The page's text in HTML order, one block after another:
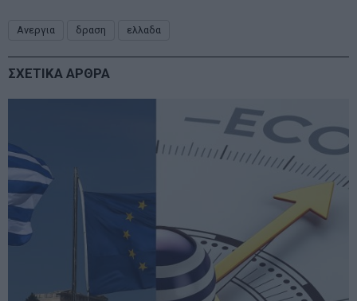
Ανεργια δραση ελλαδα
ΣΧΕΤΙΚΑ ΑΡΘΡΑ